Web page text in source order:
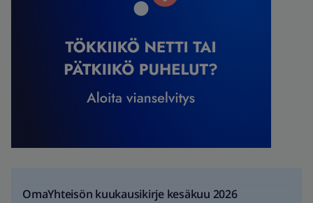
OmaYhteisön kuukausikirje kesäkuu 2026